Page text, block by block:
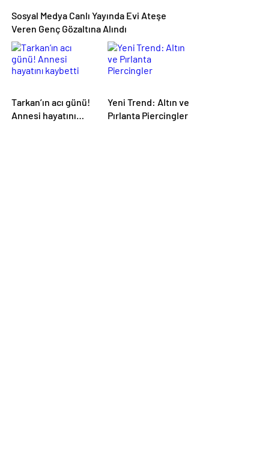
Sosyal Medya Canlı Yayında Evi Ateşe
Veren Genç Gözaltına Alındı
Tarkan’ın acı günü!
Annesi hayatını
Yeni Trend: Altın ve
Pırlanta Piercingler